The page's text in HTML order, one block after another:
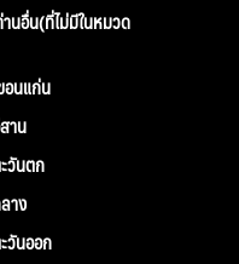
นอื่น(ที่ไม่มีในหมวด
อนแก่น
าน
วันตก
าง
วันออก